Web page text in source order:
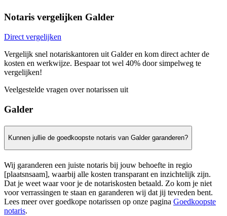
Notaris vergelijken Galder
Direct vergelijken
Vergelijk snel notariskantoren uit Galder en kom direct achter de
kosten en werkwijze. Bespaar tot wel 40% door simpelweg te
vergelijken!
Veelgestelde vragen over notarissen uit
Galder
Kunnen jullie de goedkoopste notaris van Galder garanderen?
Wij garanderen een juiste notaris bij jouw behoefte in regio
[plaatsnsaam], waarbij alle kosten transparant en inzichtelijk zijn.
Dat je weet waar voor je de notariskosten betaald. Zo kom je niet
voor verrassingen te staan en garanderen wij dat jij tevreden bent.
Lees meer over goedkope notarissen op onze pagina Goedkoopste
notaris.